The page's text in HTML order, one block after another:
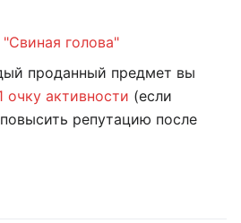
голова"
проданный предмет вы
очку активности (если
репутацию после